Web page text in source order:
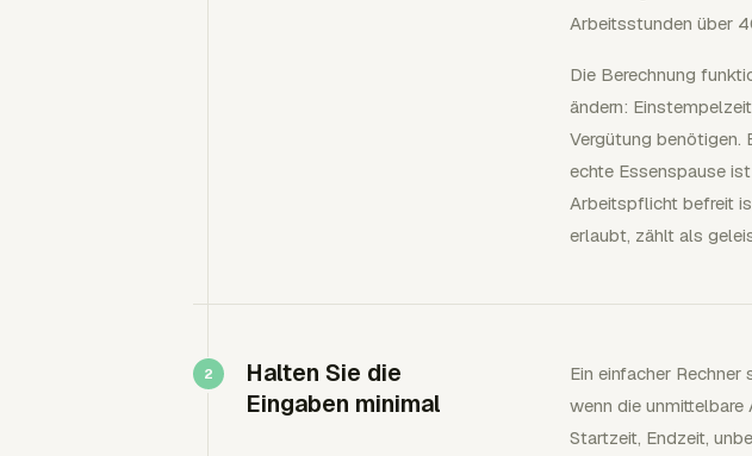
Arbeitsstunden über
Die Berechnung
ändern:
Vergütung benötigen.
echte Essenspause
Arbeitspflicht befreit
erlaubt, zählt als
Halten Sie die
Eingaben minimal
Ein einfacher
wenn die unmittelbare
Startzeit, Endzeit,